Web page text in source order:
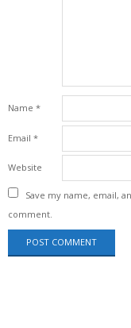
Name *
Email *
Website
Save my name, email,
comment.